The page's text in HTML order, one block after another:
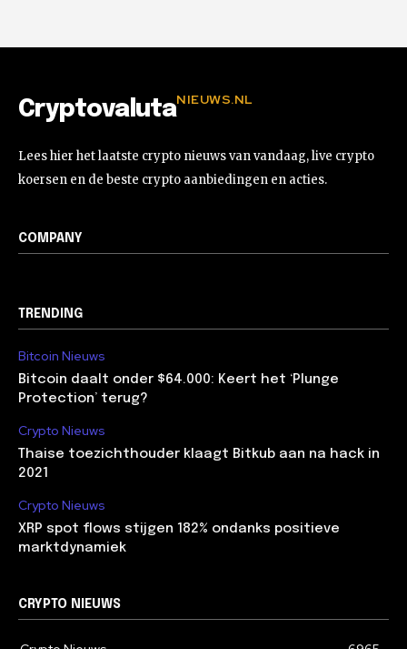
CryptovalutaNIEUWS.NL
Lees hier het laatste crypto nieuws van vandaag, live crypto
koersen en de beste crypto aanbiedingen en acties.
COMPANY
TRENDING
Bitcoin Nieuws
Bitcoin daalt onder $64.000: Keert het ‘Plunge
Protection’ terug?
Crypto Nieuws
Thaise toezichthouder klaagt Bitkub aan na hack in
2021
Crypto Nieuws
XRP spot flows stijgen 182% ondanks positieve
marktdynamiek
CRYPTO NIEUWS